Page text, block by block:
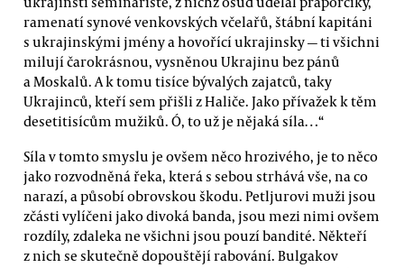
ramenatí synové venkovských včelařů, štábní kapitáni
s ukrajinskými jmény a hovořící ukrajinsky — ti všichni
milují čarokrásnou, vysněnou Ukrajinu bez pánů
a Moskalů. A k tomu tisíce bývalých zajatců, taky
Ukrajinců, kteří sem přišli z Haliče. Jako přívažek k těm
desetitisícům mužiků. Ó, to už je nějaká síla…“
Síla v tomto smyslu je ovšem něco hrozivého, je to něco
jako rozvodněná řeka, která s sebou strhává vše, na co
narazí, a působí obrovskou škodu. Petljurovi muži jsou
zčásti vylíčeni jako divoká banda, jsou mezi nimi ovšem
rozdíly, zdaleka ne všichni jsou pouzí bandité. Někteří
z nich se skutečně dopouštějí rabování. Bulgakov